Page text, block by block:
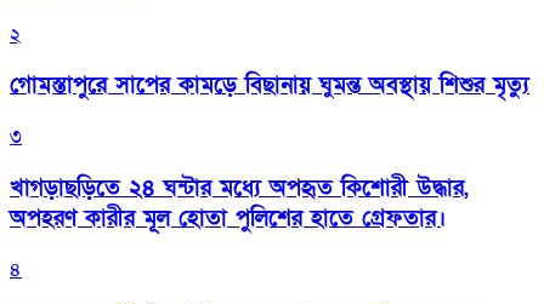
২
গোমস্তাপুরে সাপের কামড়ে বিছানায় ঘুমন্ত অবস্থায় শিশুর মৃত্যু
৩
খাগড়াছড়িতে ২৪ ঘন্টার মধ্যে অপহৃত কিশোরী উদ্ধার,
অপহরণ কারীর মূল হোতা পুলিশের হাতে গ্রেফতার।
৪